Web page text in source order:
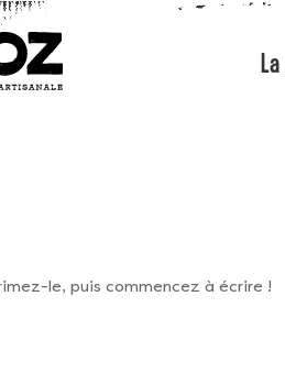
le, puis commencez à écrire !